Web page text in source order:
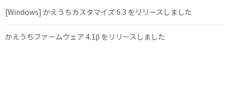
[Windows] かえうちカスタマイズ 6.3 をリリースしました
かえうちファームウェア 4.1β をリリースしました